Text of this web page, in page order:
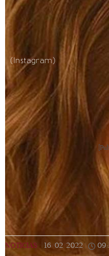
(Instagram)
NOTICIAS 16/02/2022